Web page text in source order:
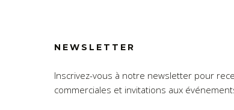
NEWSLETTER
Inscrivez-vous à notre newsletter pour
commerciales et invitations aux